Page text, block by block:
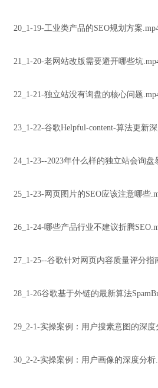
20_1-19-工业类产品的SEO规划方案
21_1-20-老网站改版需要避开哪些坑
22_1-21-独立站没有询盘的核心问题
23_1-22-谷歌Helpful-content-算法更新
24_1-23--2023年什么样的独立站会询盘
25_1-23-网页图片的SEO应该注意哪些
26_1-24-哪些产品行业不建议折腾
27_1-25--谷歌针对网页内容质量评分指
28_1-26谷歌基于外链的最新算法
29_2-1-实操案例：用户搜素意图的深度
30_2-2-实操案例：用户画像的深度分析